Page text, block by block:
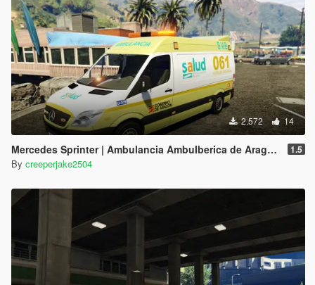
2.572 14
Mercedes Sprinter | Ambulancia AmbuIberica de Aragon | ELS 1.5
By creeperjake2504